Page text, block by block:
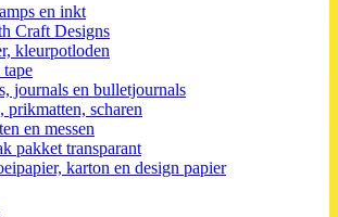
en inkt
Craft Designs
kleurpotloden
journals en bulletjournals
prikmatten, scharen
en messen
pakket transparant
karton en design papier